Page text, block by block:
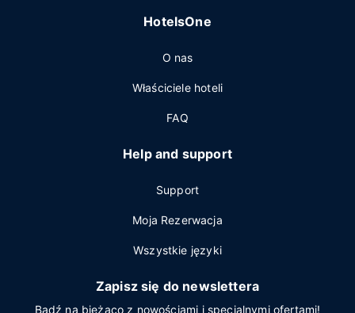
HotelsOne
O nas
Właściciele hoteli
FAQ
Help and support
Support
Moja Rezerwacja
Wszystkie języki
Zapisz się do newslettera
Bądź na bieżąco z nowościami i specjalnymi ofertami!